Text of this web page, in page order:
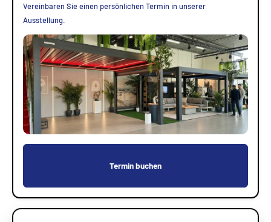
Vereinbaren Sie einen persönlichen Termin in unserer
Ausstellung.
Termin buchen